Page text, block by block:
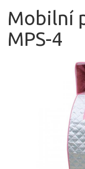
Mobilní
MPS-4